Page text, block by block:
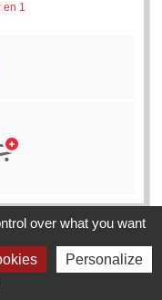
en 1
over what you want
Personalize